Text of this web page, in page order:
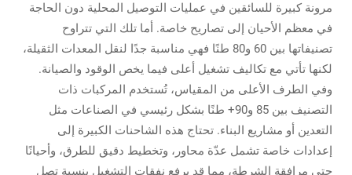
مرونة كبيرة للسائقين في عمليات التوصيل المحلية دون الحاجة
في معظم الأحيان إلى تصاريح خاصة. أما تلك التي تتراوح
تصنيفاتها بين 60 و80 طنًا فهي مناسبة جدًا لنقل المعدات الثقيلة،
لكنها تأتي مع تكاليف تشغيل أعلى فيما يخص الوقود والصيانة.
وفي الطرف الأعلى من المقياس، تُستخدم المركبات ذات
التصنيف بين 85 و90+ طنًا بشكل رئيسي في الصناعات مثل
التعدين أو مشاريع البناء. تحتاج هذه الشاحنات الكبيرة إلى
إعدادات خاصة تشمل عدّة محاور، وتخطيط دقيق للطرق، وأحيانًا
حتى مرافقة الشرطة، مما قد يرفع نفقات التشغيل بنسبة تصل